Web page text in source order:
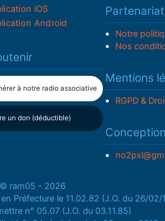
iOS
Android
à notre radio associative
un don (déductible)
Notre
Nos
Mentions
RGPD &
© ram05 - 2026
Préfecture le 11.02.82 (J.O. du 26/02/
n° 05.07 (J.O. du 03.11.85)